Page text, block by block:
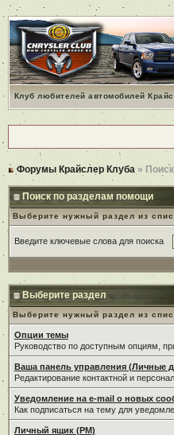
Клуб любителей автомобилей
Форумы Крайслер Клуба »
Поиск по разделам помощи
Выберите нужный раздел из
Введите ключевые слова для поиска
Выберите раздел
Выберите нужный раздел из
Опции темы
Руководство по доступным опциям,
Ваша панель управления (Личные
Редактирование контактной и
Уведомление на e-mail о новых
Как подписаться на тему для
Личный ящик (PM)